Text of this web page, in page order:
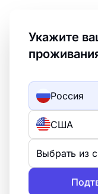
Укажите
Россия
США
Выбрать из